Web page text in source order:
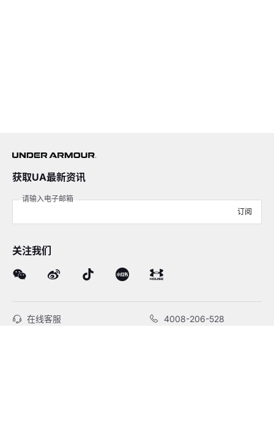
获取UA最新资讯
请输入电子邮箱
订阅
关注我们
在线客服 4008-206-528